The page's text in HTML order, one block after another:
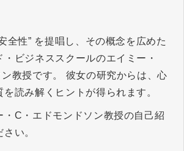
全性” を提唱し、その概念を広めた
ビジネススクールのエイミー・
教授です。 彼女の研究からは、心
読み解くヒントが得られます。
・C・エドモンドソン教授の自己紹
い。